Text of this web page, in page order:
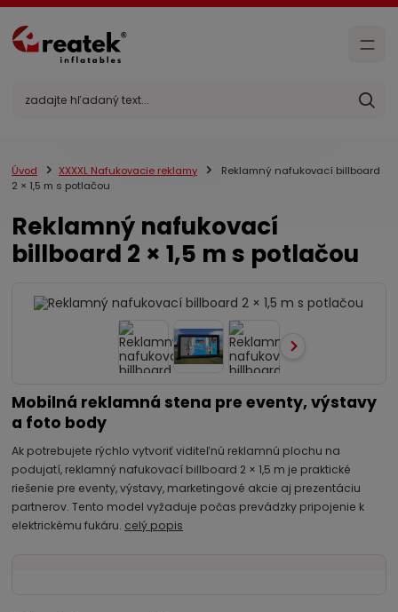
Úvod XXXXL Nafukovacie reklamy
Reklamný nafukovací billboard
2 × 1,5 m s potlačou
Reklamný nafukovací
billboard 2 × 1,5 m s potlačou
Mobilná reklamná stena pre eventy, výstavy
a foto body
Ak potrebujete rýchlo vytvoriť viditeľnú reklamnú plochu na
podujatí, reklamný nafukovací billboard 2 × 1,5 m je praktické
riešenie pre eventy, výstavy, marketingové akcie aj prezentáciu
partnerov. Tento model vyžaduje počas prevádzky pripojenie k
elektrickému fukáru. celý popis